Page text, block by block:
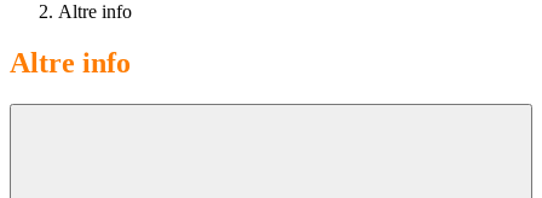
Altre info
Altre info